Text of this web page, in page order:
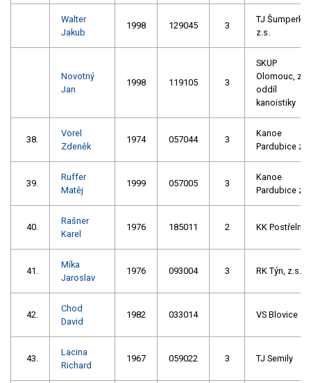
Walter
Jakub
1998 129045 3
TJ Šumperk
z.s.
Novotný
Jan
1998 119105 3
SKUP
Olomouc,
oddíl
kanoistiky
38.
Vorel
Zdeněk
1974 057044 3
Kanoe
Pardubice
39.
Ruffer
Matěj
1999 057005 3
Kanoe
Pardubice
40.
Rašner
Karel
1976 185011 2 KK
41.
Míka
Jaroslav
1976 093004 3 RK Týn, z.s.
42.
Chod
David
1982 033014 VS Blovice
43.
Lacina
Richard
1967 059022 3 TJ Semily